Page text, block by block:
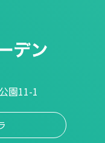
園11-1